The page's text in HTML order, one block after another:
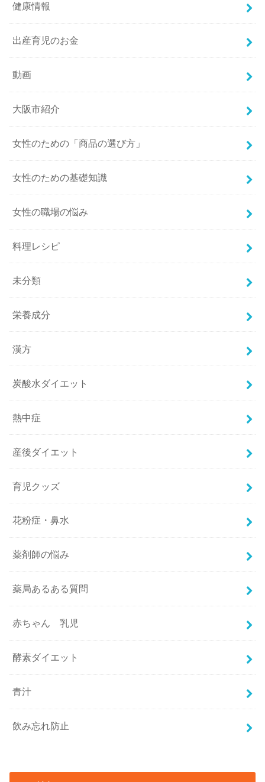
健康情報
出産育児のお金
動画
大阪市紹介
女性のための「商品の選び方」
女性のための基礎知識
女性の職場の悩み
料理レシピ
未分類
栄養成分
漢方
炭酸水ダイエット
熱中症
産後ダイエット
育児クッズ
花粉症・鼻水
薬剤師の悩み
薬局あるある質問
赤ちゃん 乳児
酵素ダイエット
青汁
飲み忘れ防止